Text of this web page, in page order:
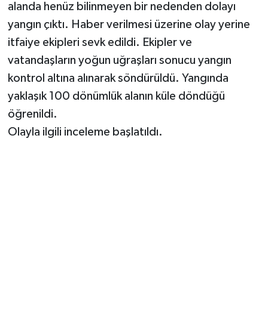
alanda henüz bilinmeyen bir nedenden dolayı
yangın çıktı. Haber verilmesi üzerine olay yerine
itfaiye ekipleri sevk edildi. Ekipler ve
vatandaşların yoğun uğraşları sonucu yangın
kontrol altına alınarak söndürüldü. Yangında
yaklaşık 100 dönümlük alanın küle döndüğü
öğrenildi.
Olayla ilgili inceleme başlatıldı.